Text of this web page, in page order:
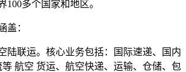
100多个国家和地区。
盖：
陆联运。核心业务包括：国际速递、国内
航空 货运、航空快递、运输、仓储、包